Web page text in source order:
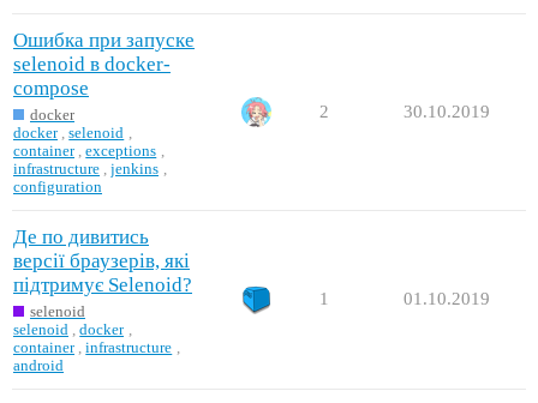
Ошибка при запуске
selenoid в docker-
compose
docker
docker ,selenoid
container ,exceptions
infrastructure ,jenkins
configuration
2 30.10.2019
Де по дивитись
версії браузерів, які
підтримує Selenoid?
selenoid
selenoid
,docker
container ,infrastructure
android
1 01.10.2019